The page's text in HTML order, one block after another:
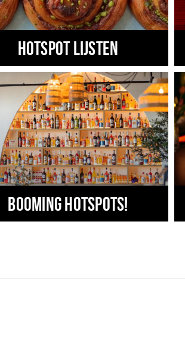
Hotspot lijsten
Booming hotspots!